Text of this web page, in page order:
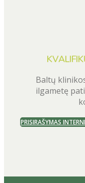
Baltų
ilgametę
PRISIRAŠYMAS